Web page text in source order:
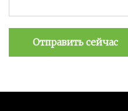
Отправить сейчас